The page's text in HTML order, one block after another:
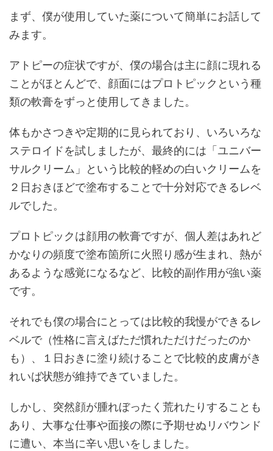
まず、僕が使用していた薬について簡単にお話して
みます。
アトピーの症状ですが、僕の場合は主に顔に現れる
ことがほとんどで、顔面にはプロトピックという種
類の軟膏をずっと使用してきました。
体もかさつきや定期的に見られており、いろいろな
ステロイドを試しましたが、最終的には「ユニバー
サルクリーム」という比較的軽めの白いクリームを
２日おきほどで塗布することで十分対応できるレベ
ルでした。
プロトピックは顔用の軟膏ですが、個人差はあれど
かなりの頻度で塗布箇所に火照り感が生まれ、熱が
あるような感覚になるなど、比較的副作用が強い薬
です。
それでも僕の場合にとっては比較的我慢ができるレ
ベルで（性格に言えばただ慣れただけだったのか
も）、１日おきに塗り続けることで比較的皮膚がき
れいば状態が維持できていました。
しかし、突然顔が腫れぼったく荒れたりすることも
あり、大事な仕事や面接の際に予期せぬリバウンド
に遭い、本当に辛い思いをしました。